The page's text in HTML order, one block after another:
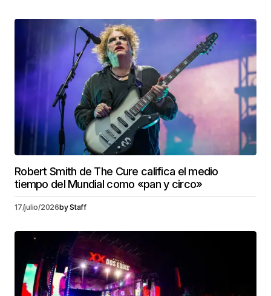
Robert Smith de The Cure califica el medio
tiempo del Mundial como «pan y circo»
17/julio/2026byStaff